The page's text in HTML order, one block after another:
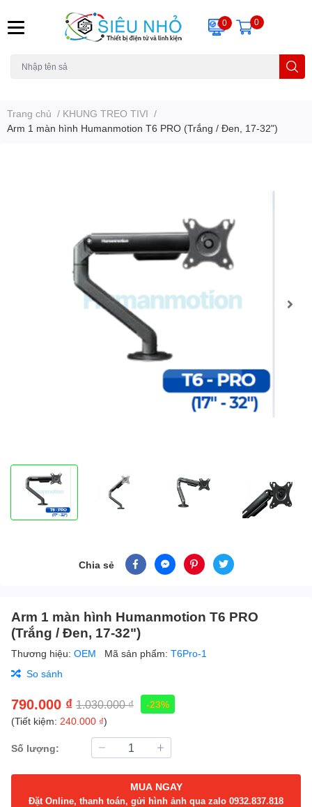
0 0
Trang chủ / KHUNG TREO TIVI /
Arm 1 màn hình Humanmotion T6 PRO (Trắng / Đen, 17-32")
Chia sẻ
Arm 1 màn hình Humanmotion T6 PRO
(Trắng / Đen, 17-32")
Thương hiệu: OEM Mã sản phẩm: T6Pro-1
So sánh
790.000 ₫ 1.030.000 ₫
-23%
(Tiết kiệm: 240.000 ₫)
Số lượng:
MUA NGAY
Đặt Online, thanh toán, gửi hình ảnh qua zalo 0932.837.818